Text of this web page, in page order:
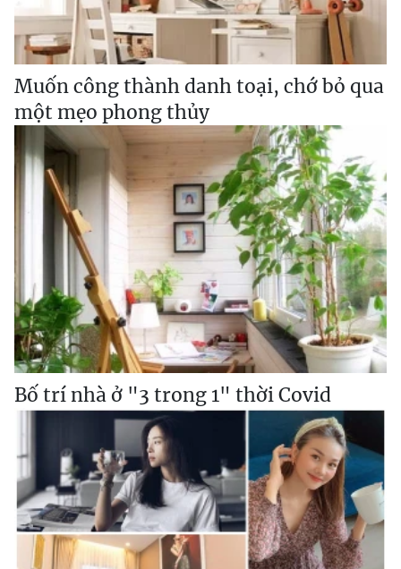
Muốn công thành danh toại, chớ bỏ qua
một mẹo phong thủy
Bố trí nhà ở "3 trong 1" thời Covid